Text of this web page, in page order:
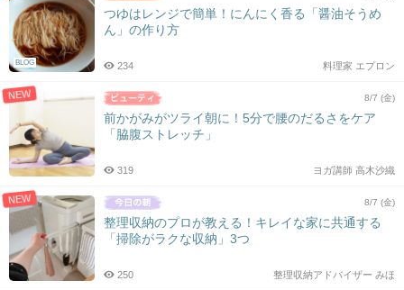
BLOG
つゆはレンジで簡単！にんにく香る「醤油そうめ
ん」の作り方
料理家 エプロン
234
NEW 8/7 (金)
前かがみがツライ朝に！5分で腰のだるさをケア
「脇腹ストレッチ」
ヨガ講師 高木沙織
319
NEW 8/7 (金)
整理収納のプロが教える！キレイな家に共通する
「掃除がラクな収納」3つ
整理収納アドバイザー みほ
250